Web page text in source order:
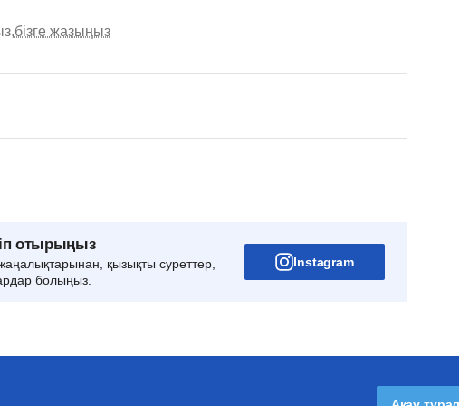
бізге жазыңыз
отырыңыз
қызықты суреттер,
болыңыз.
Instagram